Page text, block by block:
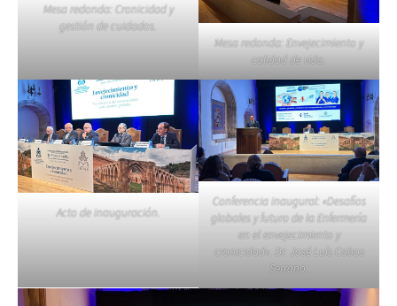
Mesa redonda: Cronicidad y
gestión de cuidados.
Mesa redonda: Envejecimiento y
calidad de vida.
Acto de inauguración.
Conferencia inaugural: «Desafíos
globales y futuro de la Enfermería
en el envejecimiento y
cronicidad». Dr. José Luís Cobos
Serrano.